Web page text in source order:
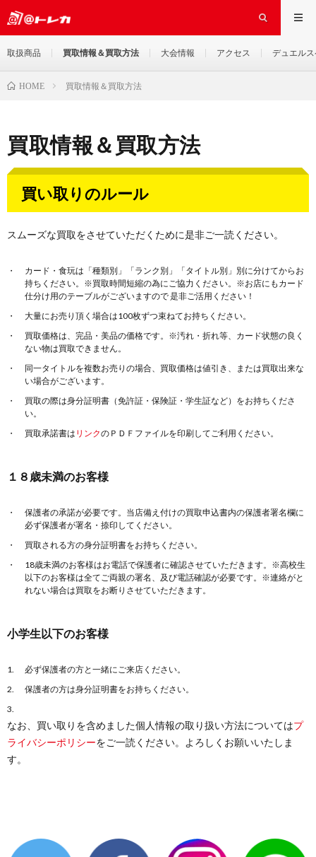
取扱商品 買取情報＆買取方法 大会情報 アクセス デュエル
HOME 買取情報＆買取方法
買取情報＆買取方法
買い取りのルール
スムーズな買取をさせていただくために是非ご一読ください。
カード・食玩は「種類別」「ランク別」「タイトル別」別に分けてからお
持ちください。※買取時間短縮の為にご協力ください。※お店にもカード
仕分け用のテーブルがございますので 是非ご活用ください！
大量にお売り頂く場合は100枚ずつ束ねてお持ちください。
買取価格は、完品・美品の価格です。※汚れ・折れ等、カード状態の良く
ない物は買取できません。
同一タイトルを複数お売りの場合、買取価格は値引き、または買取出来な
い場合がございます。
買取の際は身分証明書（免許証・保険証・学生証など）をお持ちくださ
い。
買取承諾書は リンクのＰＤＦファイルを印刷してご利用ください。
１８歳未満のお客様
保護者の承諾が必要です。当店備え付けの買取申込書内の保護者署名欄に
必ず保護者が署名・捺印してください。
買取される方の身分証明書をお持ちください。
18歳未満のお客様はお電話で保護者に確認させていただきます。※高校生
以下のお客様は全てご両親の署名、及び電話確認が必要です。※連絡がと
れない場合は買取をお断りさせていただきます。
小学生以下のお客様
必ず保護者の方と一緒にご来店ください。
保護者の方は身分証明書をお持ちください。
なお、買い取りを含めました個人情報の取り扱い方法についてはプ
ライバシーポリシーをご一読ください。よろしくお願いいたしま
す。